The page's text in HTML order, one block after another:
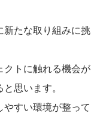
たな取り組みに挑
クトに触れる機会が
思います。
すい環境が整って